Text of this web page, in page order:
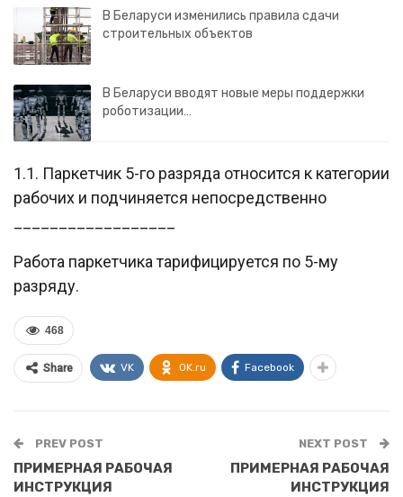
В Беларуси изменились правила сдачи
строительных объектов
В Беларуси вводят новые меры поддержки
роботизации…
1.1. Паркетчик 5-го разряда относится к категории
рабочих и подчиняется непосредственно
Работа паркетчика тарифицируется по 5-му
разряду.
468
Share VK OK.ru Facebook
PREV POST
ПРИМЕРНАЯ РАБОЧАЯ
ИНСТРУКЦИЯ
NEXT POST
ПРИМЕРНАЯ РАБОЧАЯ
ИНСТРУКЦИЯ